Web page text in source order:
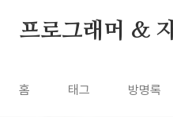
프로그래머 &
홈 태그 방명록